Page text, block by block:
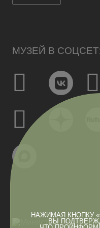
НАЖИМАЯ КНОПКУ
ВЫ
МУЗЕЙ В